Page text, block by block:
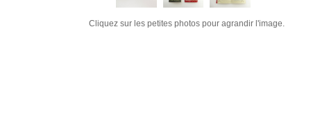
Cliquez sur les petites photos pour agrandir l'image.